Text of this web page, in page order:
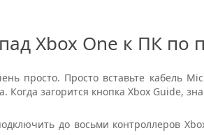
Xbox One к ПК по
просто. Просто вставьте кабель
загорится кнопка Xbox Guide,
до восьми контроллеров